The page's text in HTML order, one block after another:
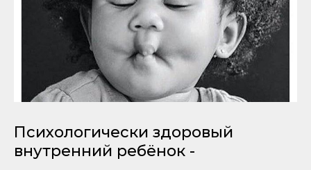
Психологически здоровый
внутренний ребёнок -